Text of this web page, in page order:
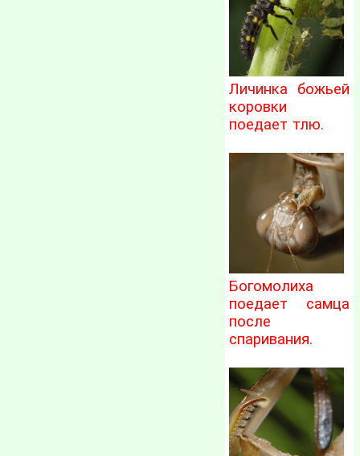
Личинка божьей
коровки
поедает тлю.
Богомолиха
поедает самца
после
спаривания.